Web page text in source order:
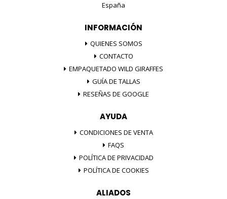
España
INFORMACIÓN
QUIENES SOMOS
CONTACTO
EMPAQUETADO WILD GIRAFFES
GUÍA DE TALLAS
RESEÑAS DE GOOGLE
AYUDA
CONDICIONES DE VENTA
FAQS
POLÍTICA DE PRIVACIDAD
POLÍTICA DE COOKIES
ALIADOS